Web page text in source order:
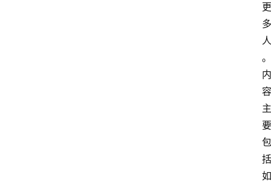
更
多
人
。
内
容
主
要
包
括
如